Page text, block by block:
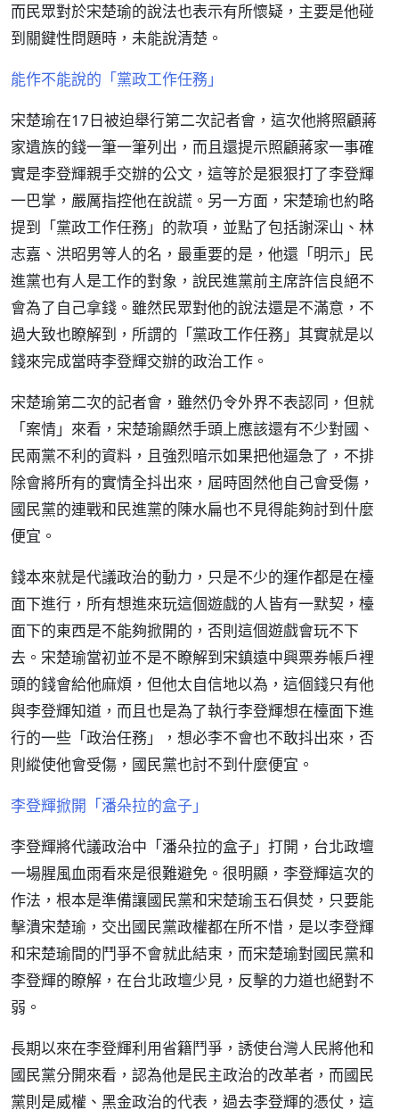
而民眾對於宋楚瑜的說法也表示有所懷疑，主要是他碰
到關鍵性問題時，未能說清楚。
能作不能說的「黨政工作任務」
宋楚瑜在17日被迫舉行第二次記者會，這次他將照顧蔣
家遺族的錢一筆一筆列出，而且還提示照顧蔣家一事確
實是李登輝親手交辦的公文，這等於是狠狠打了李登輝
一巴掌，嚴厲指控他在說謊。另一方面，宋楚瑜也約略
提到「黨政工作任務」的款項，並點了包括謝深山、林
志嘉、洪昭男等人的名，最重要的是，他還「明示」民
進黨也有人是工作的對象，說民進黨前主席許信良絕不
會為了自己拿錢。雖然民眾對他的說法還是不滿意，不
過大致也瞭解到，所謂的「黨政工作任務」其實就是以
錢來完成當時李登輝交辦的政治工作。
宋楚瑜第二次的記者會，雖然仍令外界不表認同，但就
「案情」來看，宋楚瑜顯然手頭上應該還有不少對國、
民兩黨不利的資料，且強烈暗示如果把他逼急了，不排
除會將所有的實情全抖出來，屆時固然他自己會受傷，
國民黨的連戰和民進黨的陳水扁也不見得能夠討到什麼
便宜。
錢本來就是代議政治的動力，只是不少的運作都是在檯
面下進行，所有想進來玩這個遊戲的人皆有一默契，檯
面下的東西是不能夠掀開的，否則這個遊戲會玩不下
去。宋楚瑜當初並不是不瞭解到宋鎮遠中興票券帳戶裡
頭的錢會給他麻煩，但他太自信地以為，這個錢只有他
與李登輝知道，而且也是為了執行李登輝想在檯面下進
行的一些「政治任務」，想必李不會也不敢抖出來，否
則縱使他會受傷，國民黨也討不到什麼便宜。
李登輝掀開「潘朵拉的盒子」
李登輝將代議政治中「潘朵拉的盒子」打開，台北政壇
一場腥風血雨看來是很難避免。很明顯，李登輝這次的
作法，根本是準備讓國民黨和宋楚瑜玉石俱焚，只要能
擊潰宋楚瑜，交出國民黨政權都在所不惜，是以李登輝
和宋楚瑜間的鬥爭不會就此結束，而宋楚瑜對國民黨和
李登輝的瞭解，在台北政壇少見，反擊的力道也絕對不
弱。
長期以來在李登輝利用省籍鬥爭，誘使台灣人民將他和
國民黨分開來看，認為他是民主政治的改革者，而國民
黨則是威權、黑金政治的代表，過去李登輝的憑仗，這